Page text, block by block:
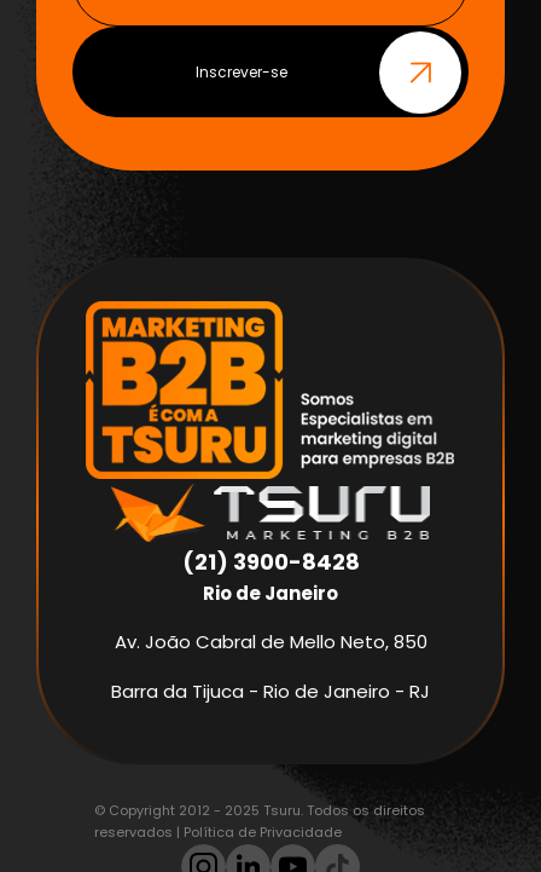
Inscrever-se
(21) 3900-8428
Rio de Janeiro
Av. João Cabral de Mello Neto, 850
Barra da Tijuca - Rio de Janeiro - RJ
© Copyright 2012 - 2025 Tsuru. Todos os direitos
reservados | Política de Privacidade